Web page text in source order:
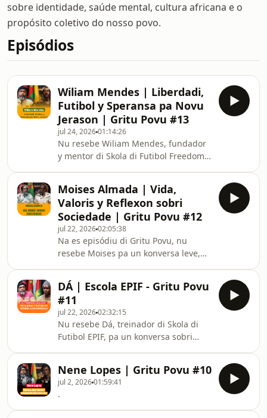
sobre identidade, saúde mental, cultura africana e o
propósito coletivo do nosso povo.
Episódios
Wiliam Mendes | Liberdadi,
Futibol y Speransa pa Novu
Jerason | Gritu Povu #13
jul 24, 202601:14:26
Nu resebe Wiliam Mendes, fundador
y mentor di Skola di Futibol Freedom,
di Bela Vista.Nu konxi si trajetória di
vida, marikadu pa momentus difísil,
desafio y superason. Wiliam partilha
lison ki vida ensina-l y modi ki es
speriénsias ta sirbi komu inspirason
pa orienta novas gerasons.Nu papia
sobri Skola di Futibol Freedom y
Moises Almada | Vida,
Valoris y Reflexon sobri
Sociedade | Gritu Povu #12
jul 22, 202602:05:38
Na es episódiu di Gritu Povu, nu
resebe Moises pa un konversa leve,
trabadju y valoris ki ta orienta nos
sosiedade.Nu papia sobri kaminhu di
kada pessoa, inportánsia di trabadju,
perseveransa, caráter y modi ki
valoris sosial sta muda ku tempu.Más
ki un konversa, es é un konviti pa
para, pensa y refleti sobri kuzê ki
realmente ten valor na vida y tipu di
sociedade k
DÁ | Escola EPIF - Gritu Povu
#11
jul 22, 202602:32:15
Nu resebe Dá, treinador di Skola di
Futibol EPIF, pa un konversa sobri
Seleçon Nasional, trabadju di ekipa ki
ta sta pá tras di susezu di Tubarons
Azuis y impurtánsia di kada pessoa ki
ta faze parti di engrenajen di un
Nene Lopes | Gritu Povu #10
jul 2, 202601:59:41
.